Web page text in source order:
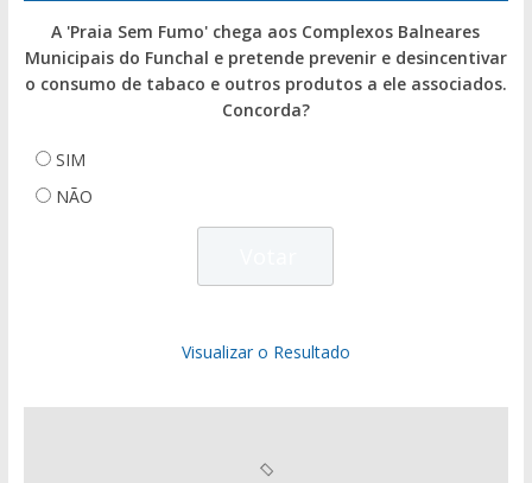
A 'Praia Sem Fumo' chega aos Complexos Balneares
Municipais do Funchal e pretende prevenir e desincentivar
o consumo de tabaco e outros produtos a ele associados.
Concorda?
SIM
NÃO
Visualizar o Resultado